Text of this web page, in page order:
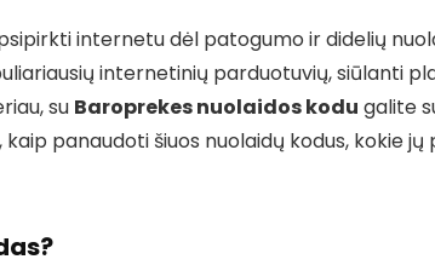
internetu dėl patogumo ir didelių
internetinių parduotuvių, siūlanti
su Baroprekes nuolaidos kodu galite
panaudoti šiuos nuolaidų kodus, kokie